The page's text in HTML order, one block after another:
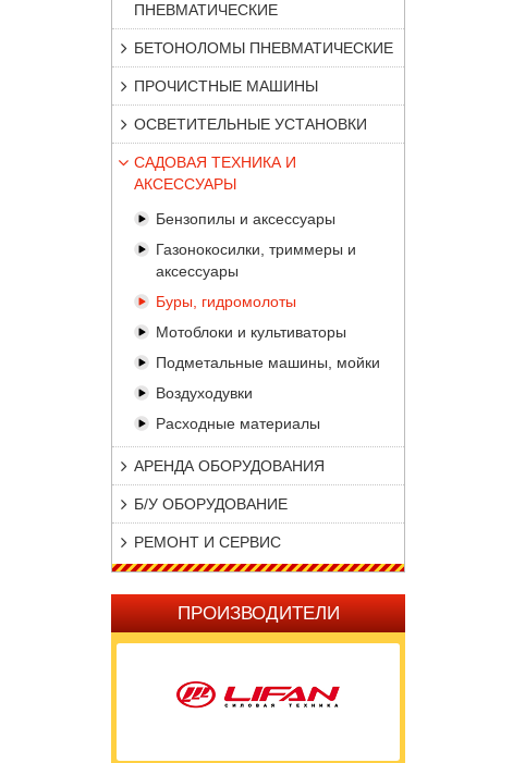
ПНЕВМАТИЧЕСКИЕ
БЕТОНОЛОМЫ ПНЕВМАТИЧЕСКИЕ
ПРОЧИСТНЫЕ МАШИНЫ
ОСВЕТИТЕЛЬНЫЕ УСТАНОВКИ
САДОВАЯ ТЕХНИКА И
АКСЕССУАРЫ
Бензопилы и аксессуары
Газонокосилки, триммеры и
аксессуары
Буры, гидромолоты
Мотоблоки и культиваторы
Подметальные машины, мойки
Воздуходувки
Расходные материалы
АРЕНДА ОБОРУДОВАНИЯ
Б/У ОБОРУДОВАНИЕ
РЕМОНТ И СЕРВИС
ПРОИЗВОДИТЕЛИ